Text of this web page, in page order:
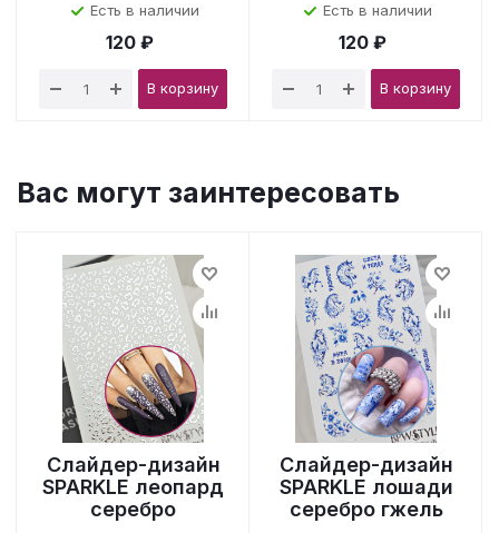
Есть в наличии
120 ₽
В корзину
Есть в наличии
120 ₽
В корзину
Вас могут заинтересовать
Слайдер-дизайн
SPARKLE леопард
серебро
Слайдер-дизайн
SPARKLE лошади
серебро гжель